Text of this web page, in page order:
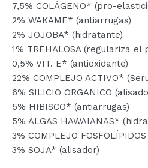
7,5% COLÁGENO* (pro-
2% WAKAME* (antiarrugas)
2% JOJOBA* (hidratante)
1% TREHALOSA (regulariza el
0,5% VIT. E* (antioxidante)
22% COMPLEJO ACTIVO*
6% SILICIO ORGANICO
5% HIBISCO* (antiarrugas)
5% ALGAS HAWAIANAS*
3% COMPLEJO
3% SOJA* (alisador)